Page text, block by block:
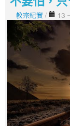
教宗紀實 / 13